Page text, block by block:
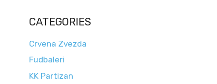
CATEGORIES
Crvena Zvezda
Fudbaleri
KK Partizan